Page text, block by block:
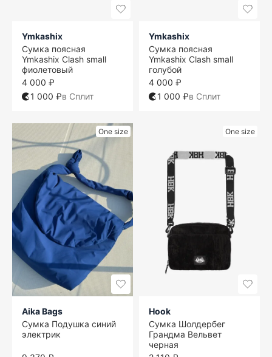
Ymkashix
Сумка поясная
Ymkashix Clash small
фиолетовый
4 000 ₽
1 000 ₽в Сплит
Ymkashix
Сумка поясная
Ymkashix Clash small
голубой
4 000 ₽
1 000 ₽в Сплит
One size
Aika Bags
Сумка Подушка синий
электрик
One size
Hook
Сумка Шолдербег
Грандма Вельвет
черная